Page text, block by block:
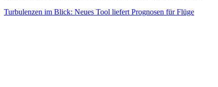
Turbulenzen im Blick: Neues Tool liefert Prognosen für Flüge